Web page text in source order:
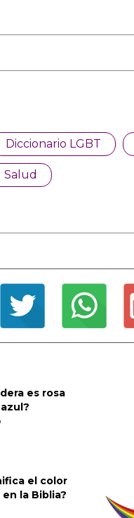
Diccionario LGBT
Salud
es rosa
el color
la Biblia?